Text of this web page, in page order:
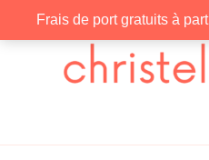
Frais de port gratuits à